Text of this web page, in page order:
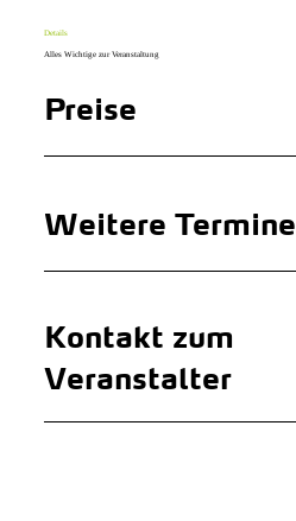
Details
Alles Wichtige zur Veranstaltung
Preise
Weitere Termine
Kontakt zum
Veranstalter